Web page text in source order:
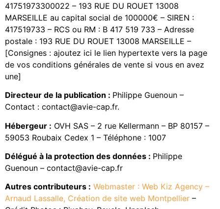
41751973300022 – 193 RUE DU ROUET 13008
MARSEILLE au capital social de 100000€ – SIREN :
417519733 – RCS ou RM : B 417 519 733 – Adresse
postale : 193 RUE DU ROUET 13008 MARSEILLE –
[Consignes : ajoutez ici le lien hypertexte vers la page
de vos conditions générales de vente si vous en avez
une]
Directeur de la publication : Philippe Guenoun –
Contact : contact@avie-cap.fr.
Hébergeur : OVH SAS – 2 rue Kellermann – BP 80157 –
59053 Roubaix Cedex 1 – Téléphone : 1007
Délégué à la protection des données : Philippe
Guenoun – contact@avie-cap.fr
Autres contributeurs : Webmaster : Web Kiz Agency –
Arnaud Lassalle, Création de site web Montpellier –